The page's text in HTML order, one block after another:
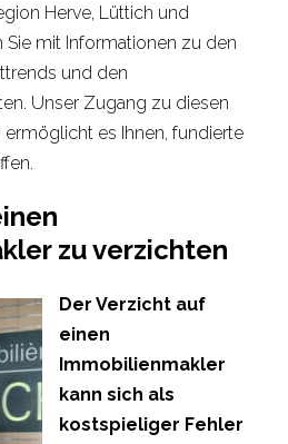
Herve, Lüttich und
Sie mit Informationen zu den
und den
Unser Zugang zu diesen
es Ihnen, fundierte
zu verzichten
Der Verzicht auf
einen
Immobilienmakler
kann sich als
kostspieliger Fehler